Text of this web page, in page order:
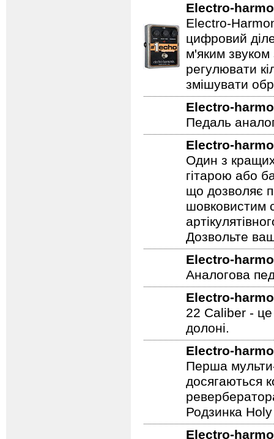
Electro-
Electro-
цифровий
м'яким
регулювати
змішувати
Electro-
Педаль
Electro-
Один з
гітарою або
що дозволяє
шовковистим
Дозвольте
Electro-
Аналогова
Electro-
22 Caliber - це
долоні.
Electro-
Перша
досягаються
Родзинка